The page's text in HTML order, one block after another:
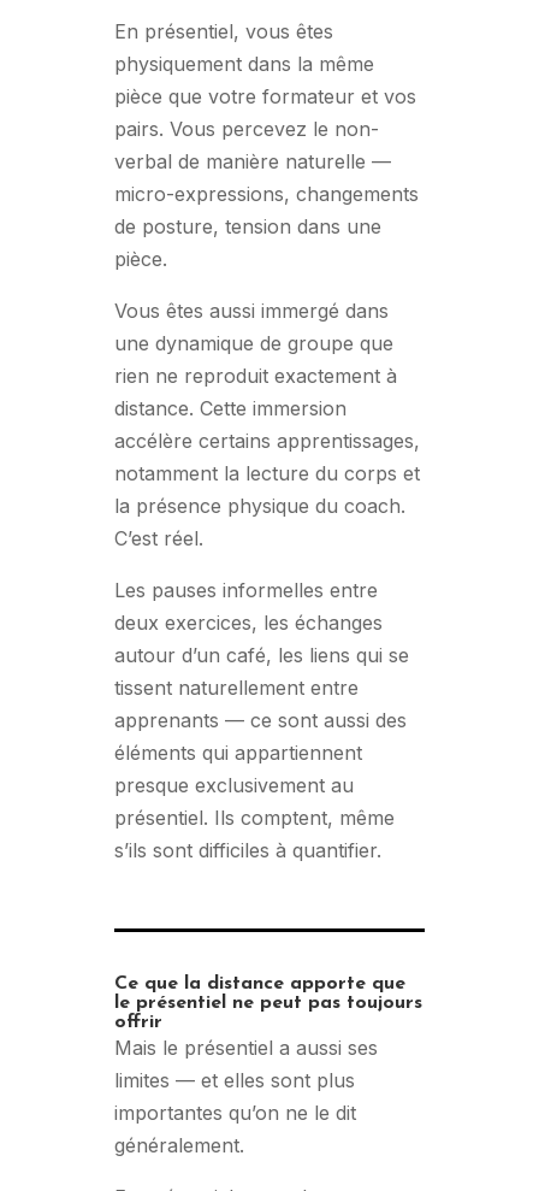
En présentiel, vous êtes
physiquement dans la même
pièce que votre formateur et vos
pairs. Vous percevez le non-
verbal de manière naturelle —
micro-expressions, changements
de posture, tension dans une
pièce.
Vous êtes aussi immergé dans
une dynamique de groupe que
rien ne reproduit exactement à
distance. Cette immersion
accélère certains apprentissages,
notamment la lecture du corps et
la présence physique du coach.
C’est réel.
Les pauses informelles entre
deux exercices, les échanges
autour d’un café, les liens qui se
tissent naturellement entre
apprenants — ce sont aussi des
éléments qui appartiennent
presque exclusivement au
présentiel. Ils comptent, même
s’ils sont difficiles à quantifier.
Ce que la distance apporte que
le présentiel ne peut pas toujours
offrir
Mais le présentiel a aussi ses
limites — et elles sont plus
importantes qu’on ne le dit
généralement.